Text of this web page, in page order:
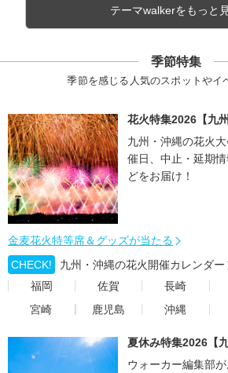
テーマwalkerをもっと
季節特集
季節を感じる人気のスポットやイ
花火特集2026【九州
九州・沖縄の花火
催日、中止・延期
どをお届け！
金麦花火特等席＆グッズが当たる
CHECK!
九州・沖縄の花火開催カレンダー
福岡
佐賀 長崎
宮崎
鹿児島 沖縄
夏休み特集2026【
ウォーカー編集部